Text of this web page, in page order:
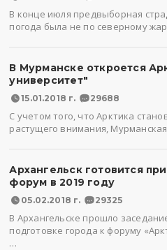
В конце июля предвыборная
погода была не по северному
В Мурманске откроется
университет"
15.01.2018 г. 29688
С учетом того, что Арктика
растущего внимания,
Архангельск готовится
форум в 2019 году
05.02.2018 г. 29325
В Архангельске прошло
подготовке города к форуму
…